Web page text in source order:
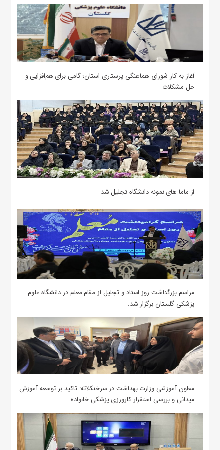
آغاز به کار شورای هماهنگی پرستاری استان؛ گامی برای هم‌افزایی و
حل مشکلات
از ماما های نمونه دانشگاه تجلیل شد
مراسم بزرگداشت روز استاد و تجلیل از مقام معلم در دانشگاه علوم
پزشکی گلستان برگزار شد.‌
معاون آموزشی وزارت بهداشت در سرخنکلاته: تاکید بر توسعه آموزش
میدانی و بررسی استقرار کارورزی پزشکی ‌خانواده